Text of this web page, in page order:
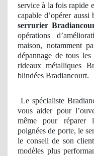
service à la fois rapide
capable d’opérer aussi
serrurier
opérations
maison, notamment
dépannage de tous
rideaux métalliques
blindées Bradiancourt.
Le spécialiste
vous aider pour
même pour réparer
poignées de porte, le
le conseil de son
modèles plus